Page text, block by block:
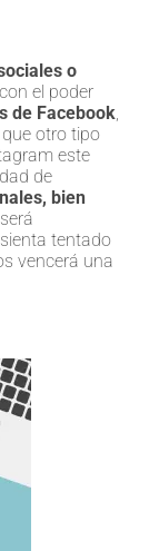
o
el poder
de Facebook
otro tipo
este
de
bien
tentado
vencerá una